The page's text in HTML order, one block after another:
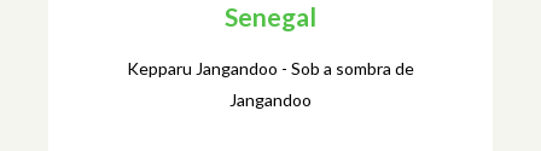
Ação para Iniciativa de Aprendizagem
Senegal
Kepparu Jangandoo - Sob a sombra de
Jangandoo